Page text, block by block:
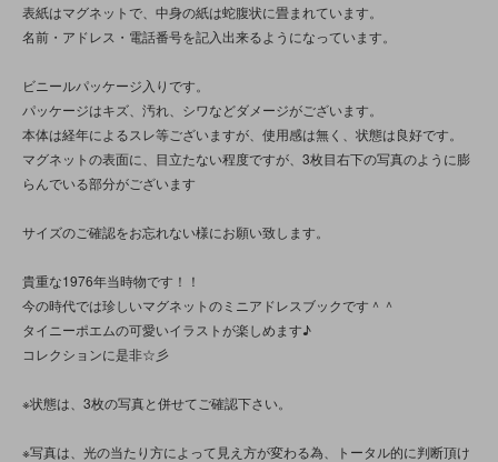
表紙はマグネットで、中身の紙は蛇腹状に畳まれています。
名前・アドレス・電話番号を記入出来るようになっています。
ビニールパッケージ入りです。
パッケージはキズ、汚れ、シワなどダメージがございます。
本体は経年によるスレ等ございますが、使用感は無く、状態は良好です。
マグネットの表面に、目立たない程度ですが、3枚目右下の写真のように膨
らんでいる部分がございます
サイズのご確認をお忘れない様にお願い致します。
貴重な1976年当時物です！！
今の時代では珍しいマグネットのミニアドレスブックです＾＾
タイニーポエムの可愛いイラストが楽しめます♪
コレクションに是非☆彡
※状態は、3枚の写真と併せてご確認下さい。
※写真は、光の当たり方によって見え方が変わる為、トータル的に判断頂け